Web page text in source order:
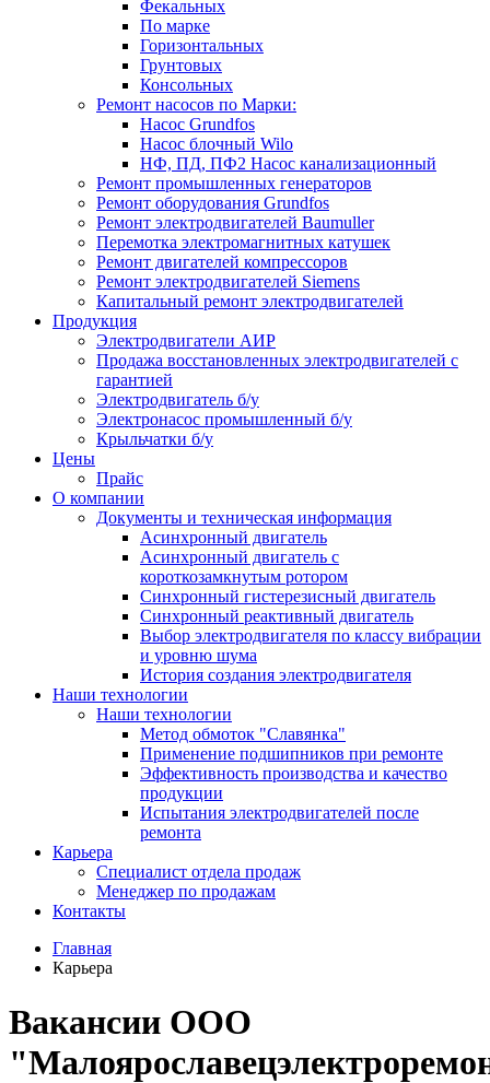
Фекальных
По марке
Горизонтальных
Грунтовых
Консольных
Ремонт насосов по Марки:
Насос Grundfos
Насос блочный Wilo
НФ, ПД, ПФ2 Насос канализационный
Ремонт промышленных генераторов
Ремонт оборудования Grundfos
Ремонт электродвигателей Baumuller
Перемотка электромагнитных катушек
Ремонт двигателей компрессоров
Ремонт электродвигателей Siemens
Капитальный ремонт электродвигателей
Продукция
Электродвигатели АИР
Продажа восстановленных электродвигателей с
гарантией
Электродвигатель б/у
Электронасос промышленный б/у
Крыльчатки б/у
Цены
Прайс
О компании
Документы и техническая информация
Асинхронный двигатель
Асинхронный двигатель с
короткозамкнутым ротором
Синхронный гистерезисный двигатель
Синхронный реактивный двигатель
Выбор электродвигателя по классу вибрации
и уровню шума
История создания электродвигателя
Наши технологии
Наши технологии
Метод обмоток "Славянка"
Применение подшипников при ремонте
Эффективность производства и качество
продукции
Испытания электродвигателей после
ремонта
Карьера
Специалист отдела продаж
Менеджер по продажам
Контакты
Главная
Карьера
Вакансии ООО